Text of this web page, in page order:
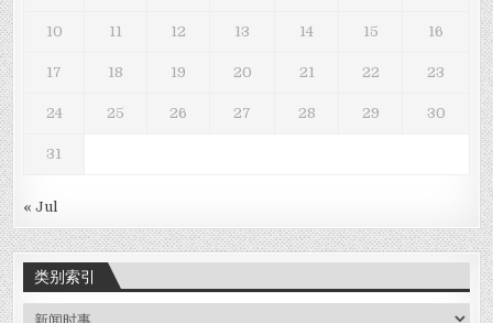
10 11 12 13 14 15 16
17 18 19 20 21 22 23
24 25 26 27 28 29 30
31
« Jul
类别索引
类